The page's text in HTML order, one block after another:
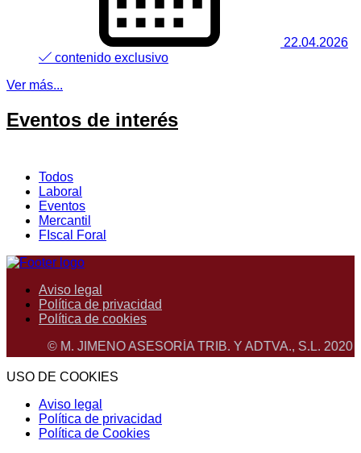
22.04.2026
contenido exclusivo
Ver más...
Eventos de interés
Todos
Laboral
Eventos
Mercantil
FIscal Foral
Aviso legal
Política de privacidad
Política de cookies
© M. JIMENO ASESORÍA TRIB. Y ADTVA., S.L. 2020 .
USO DE COOKIES
Aviso legal
Política de privacidad
Política de Cookies